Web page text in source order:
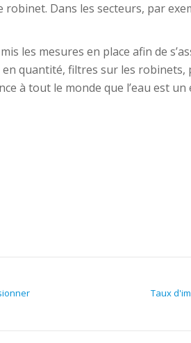
robinet. Dans les secteurs, par
les mesures en place afin de
quantité, filtres sur les robinets,
à tout le monde que l’eau est
Taux